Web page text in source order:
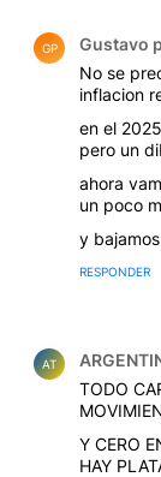
GP Gustavo
No se
inflacion
en el
pero un
ahora
un poco
y
RESPONDER
AT
TODO
Y CERO
HAY